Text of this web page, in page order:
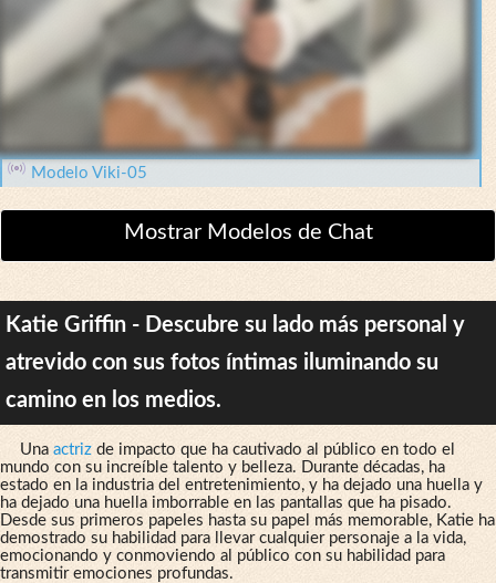
Modelo Viki-05
Mostrar Modelos de Chat
Katie Griffin - Descubre su lado más personal y
atrevido con sus fotos íntimas iluminando su
camino en los medios.
Una actrizde impacto que ha cautivado al público en todo el
mundo con su increíble talento y belleza. Durante décadas, ha
estado en la industria del entretenimiento, y ha dejado una huella y
ha dejado una huella imborrable en las pantallas que ha pisado.
Desde sus primeros papeles hasta su papel más memorable, Katie ha
demostrado su habilidad para llevar cualquier personaje a la vida,
emocionando y conmoviendo al público con su habilidad para
transmitir emociones profundas.